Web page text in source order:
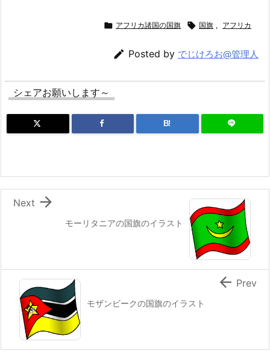
 アフリカ諸国の国旗  国旗 , アフリカ
 Posted by でじけろお@管理人
シェアお願いします～
B!
モーリタニアの国旗のイラスト

Next
モザンビークの国旗のイラスト
 Prev